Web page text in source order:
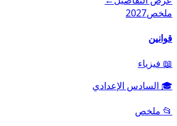
ملخص2027
قوانين
📖 فيزياء
🎓 السادس الإعدادي
📂 ملخص